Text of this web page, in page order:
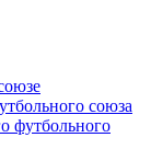
союза
футбольного